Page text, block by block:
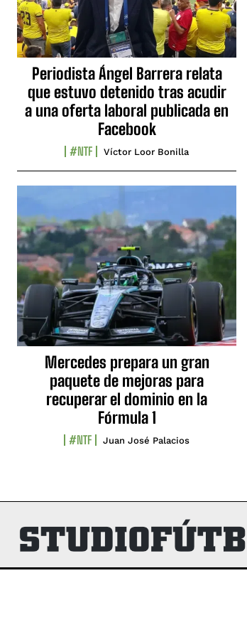
Periodista Ángel Barrera relata
que estuvo detenido tras acudir
a una oferta laboral publicada en
Facebook
#NTF Víctor Loor Bonilla
Mercedes prepara un gran
paquete de mejoras para
recuperar el dominio en la
Fórmula 1
#NTF Juan José Palacios